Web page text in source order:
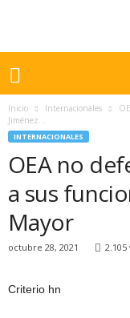
Inicio Internacionales
Jiménez...
INTERNACIONALES
OEA no
a sus
Mayor
octubre 28, 2021
Criterio hn